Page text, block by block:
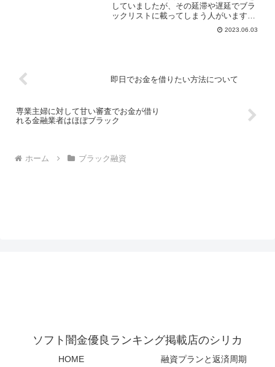
していましたが、その延滞や遅延でブラ
ックリストに載ってしまう人がいます。
ブラックとは金融機関が顧客の個人情報
を共有する信用情報機関に異動と記録さ
2023.06.03
即日でお金を借りたい方法について
専業主婦に対して甘い審査でお金が借り
れる金融業者はほぼブラック
ホーム ブラック融資
ソフト闇金優良ランキング掲載店のシリカ
HOME 融資プランと返済周期